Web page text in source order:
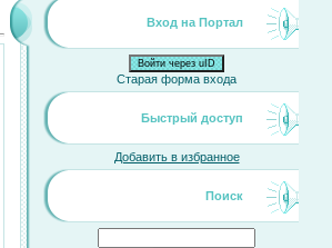
Вход на Портал
Войти через uID
Старая форма входа
Быстрый доступ
Добавить в избранное
Поиск